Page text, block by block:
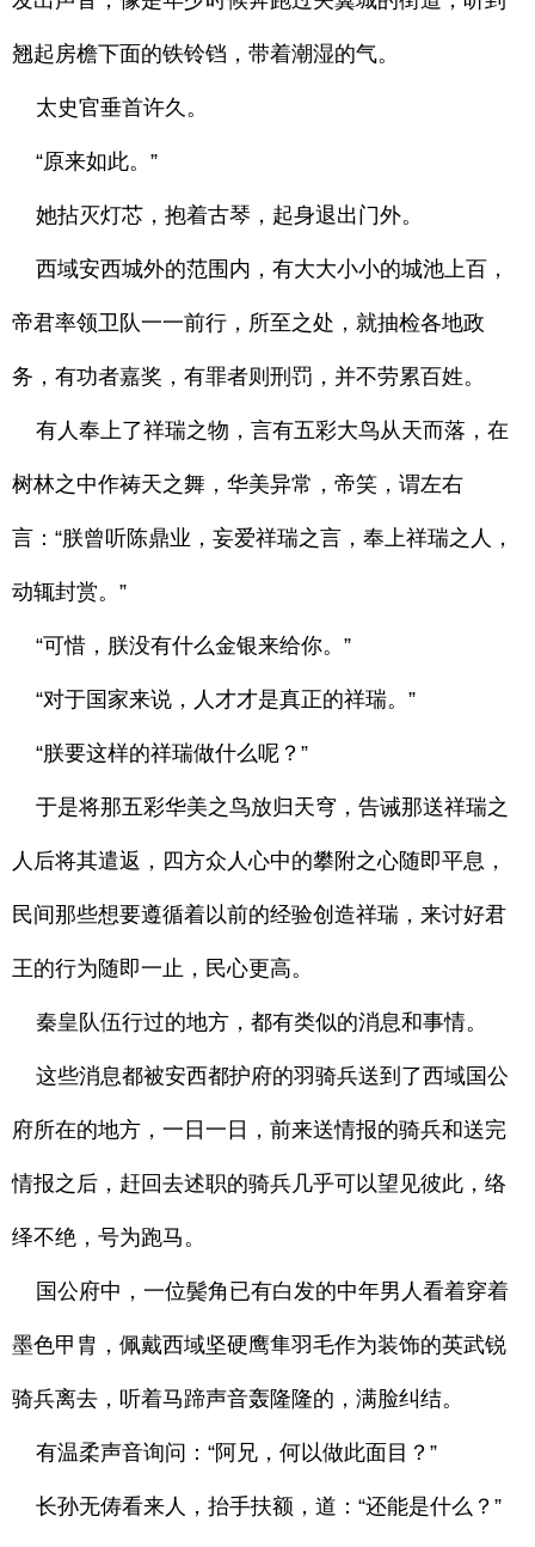
翘起房檐下面的铁铃铛，带着潮湿的气。
太史官垂首许久。
“原来如此。”
她拈灭灯芯，抱着古琴，起身退出门外。
西域安西城外的范围内，有大大小小的城池上百，
帝君率领卫队一一前行，所至之处，就抽检各地政
务，有功者嘉奖，有罪者则刑罚，并不劳累百姓。
有人奉上了祥瑞之物，言有五彩大鸟从天而落，在
树林之中作祷天之舞，华美异常，帝笑，谓左右
言：“朕曾听陈鼎业，妄爱祥瑞之言，奉上祥瑞之人，
动辄封赏。”
“可惜，朕没有什么金银来给你。”
“对于国家来说，人才才是真正的祥瑞。”
“朕要这样的祥瑞做什么呢？”
于是将那五彩华美之鸟放归天穹，告诫那送祥瑞之
人后将其遣返，四方众人心中的攀附之心随即平息，
民间那些想要遵循着以前的经验创造祥瑞，来讨好君
王的行为随即一止，民心更高。
秦皇队伍行过的地方，都有类似的消息和事情。
这些消息都被安西都护府的羽骑兵送到了西域国公
府所在的地方，一日一日，前来送情报的骑兵和送完
情报之后，赶回去述职的骑兵几乎可以望见彼此，络
绎不绝，号为跑马。
国公府中，一位鬓角已有白发的中年男人看着穿着
墨色甲胄，佩戴西域坚硬鹰隼羽毛作为装饰的英武锐
骑兵离去，听着马蹄声音轰隆隆的，满脸纠结。
有温柔声音询问：“阿兄，何以做此面目？”
长孙无俦看来人，抬手扶额，道：“还能是什么？”